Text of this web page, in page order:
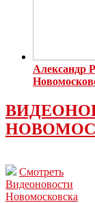
Александр
Смотреть
Видеоновости
Новомосковска